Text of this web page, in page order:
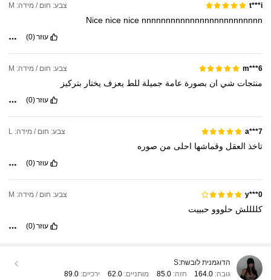
t***i צבע: חום / מידה: M
Nice nice nice nnnnnnnnnnnnnnnnnnnnnnnnn
עוזר(0)
m***6 צבע: חום / מידה: M
منتجات شي ان بصورة عامة جميلة للط يعزف يختار بتركيز
עוזר(0)
a***7 צבע: חום / מידה: L
تاخذ العقل وقماشها احلى من صوره
עוזר(0)
y***0 צבע: חום / מידה: M
كللللش حلووو حبييت
עוזר(0)
הדוגמנית לובשת:S
גובה: 164.0 חזה:85.0 מותניים: 62.0 ירכיים: 89.0